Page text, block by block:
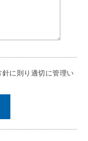
針に則り適切に管理い